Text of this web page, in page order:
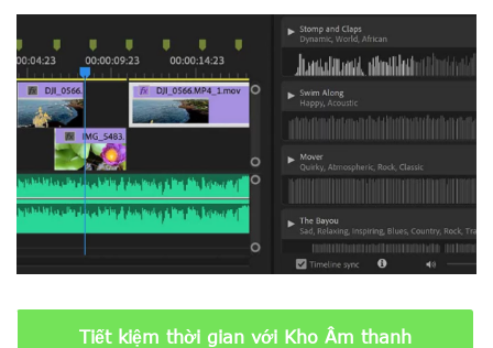
Tiết kiệm thời gian với Kho Âm thanh